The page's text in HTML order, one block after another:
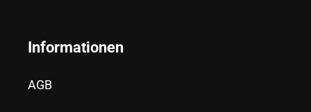
Informationen
AGB